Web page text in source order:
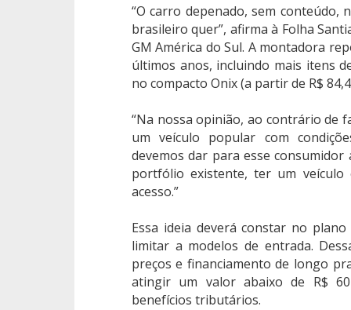
“O carro depenado, sem conteúdo,
brasileiro quer”, afirma à Folha
GM América do Sul. A montadora
últimos anos, incluindo mais itens
no compacto Onix (a partir de R$
“Na nossa opinião, ao contrário de
um veículo popular com
devemos dar para esse
portfólio existente, ter um veículo
acesso.”
Essa ideia deverá constar no
limitar a modelos de entrada.
preços e financiamento de longo
atingir um valor abaixo de R$
benefícios tributários.